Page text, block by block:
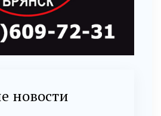
новости